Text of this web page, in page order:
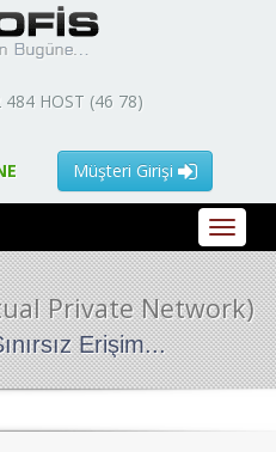
484 HOST (46 78)
Müşteri Girişi
Private Network)
Erişim...